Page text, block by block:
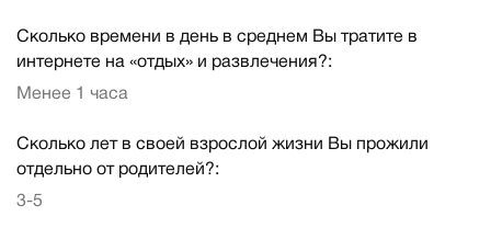
Сколько времени в день в среднем Вы тратите в
интернете на «отдых» и развлечения?:
Менее 1 часа
Сколько лет в своей взрослой жизни Вы прожили
отдельно от родителей?:
3-5